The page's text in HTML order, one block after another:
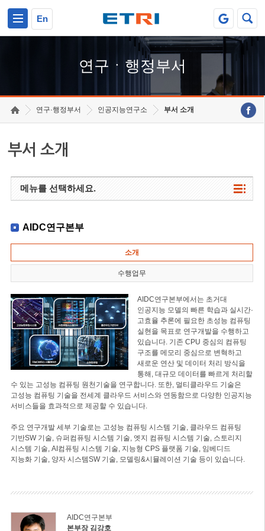
En
연구ㆍ행정부서
연구·행정부서 인공지능연구소 부서 소개
부서 소개
메뉴를 선택하세요.
AIDC연구본부
소개
수행업무
AIDC연구본부에서는 초거대
인공지능 모델의 빠른 학습과 실시간·
고효율 추론에 필요한 초성능 컴퓨팅
실현을 목표로 연구개발을 수행하고
있습니다. 기존 CPU 중심의 컴퓨팅
구조를 메모리 중심으로 변혁하고
새로운 연산 및 데이터 처리 방식을
통해, 대규모 데이터를 빠르게 처리할
수 있는 고성능 컴퓨팅 원천기술을 연구합니다. 또한, 멀티클라우드 기술은
고성능 컴퓨팅 기술을 전세계 클라우드 서비스와 연동함으로 다양한 인공지능
서비스들을 효과적으로 제공할 수 있습니다.
주요 연구개발 세부 기술로는 고성능 컴퓨팅 시스템 기술, 클라우드 컴퓨팅
기반SW 기술, 슈퍼컴퓨팅 시스템 기술, 엣지 컴퓨팅 시스템 기술, 스토리지
시스템 기술, AI컴퓨팅 시스템 기술, 지능형 CPS 플랫폼 기술, 임베디드
지능화 기술, 양자 시스템SW 기술, 모델링&시뮬레이션 기술 등이 있습니다.
AIDC연구본부
본부장 김강호